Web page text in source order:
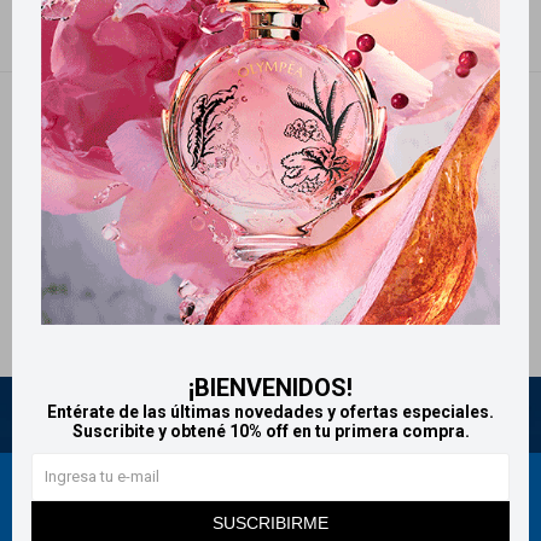
¡BIENVENIDOS!
Entérate de las últimas novedades y ofertas especiales.
Suscribite y obtené 10% off en tu primera compra.
SUSCRIBIRME
NO SE HAN RECUPERADO PRODUCTOS
¡Lo sentimos! No hay productos en esta sección.
Inténtalo nuevamente con otros criterios de filtrado o busca en otras
secciones de nuestro catálogo.
Salud y deporte Lefmar Quitar filtros
Te recomendamos quitar: Lefmar
Newsletter